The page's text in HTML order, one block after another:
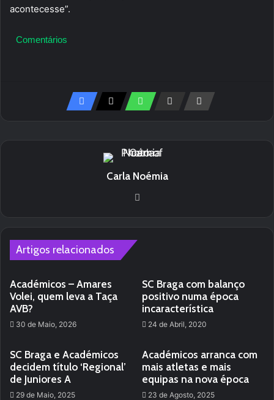
acontecesse”.
Comentários
Carla Noémia
Artigos relacionados
Académicos – Amares
Volei, quem leva a Taça
AVB?
30 de Maio, 2026
SC Braga com balanço
positivo numa época
incaracterística
24 de Abril, 2020
SC Braga e Académicos
decidem título ‘Regional’
de Juniores A
29 de Maio, 2025
Académicos arranca com
mais atletas e mais
equipas na nova época
23 de Agosto, 2025